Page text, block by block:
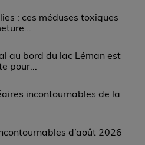
: ces méduses toxiques
au bord du lac Léman est
pour...
incontournables de la
d’août 2026